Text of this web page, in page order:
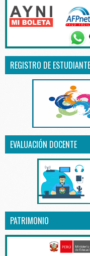
REGISTRO DE
EVALUACIÓN DOCENTE
PATRIMONIO